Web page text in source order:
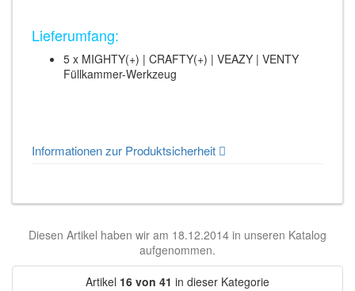
Lieferumfang:
5 x MIGHTY(+) | CRAFTY(+) | VEAZY | VENTY
Füllkammer-Werkzeug
Informationen zur Produktsicherheit
Diesen Artikel haben wir am 18.12.2014 in unseren Katalog
aufgenommen.
Artikel 16 von 41 in dieser Kategorie